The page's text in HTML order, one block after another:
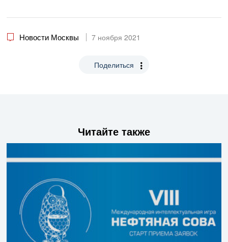
Новости Москвы 7 ноября 2021
Поделиться
Читайте также